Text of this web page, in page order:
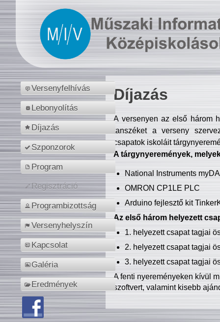
Versenyfelhívás
Lebonyolítás
Díjazás
Szponzorok
Program
Regisztráció
Programbizottság
Versenyhelyszín
Kapcsolat
Galéria
Eredmények
Díjazás
A versenyen az első három
tanszéket a verseny
csapatok iskoláit
A tárgynyeremények,
National Instruments
OMRON CP1LE PLC
Arduino fejlesztő kit
Az első három helyezett
1. helyezett csapat tagjai
2. helyezett csapat tagjai
3. helyezett csapat tagjai
A fenti nyereményeken kívül
szoftvert, valamint kisebb